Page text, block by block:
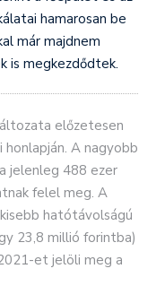
hamarosan be
már majdnem
is megkezdődtek.
előzetesen
A nagyobb
jelenleg 488 ezer
felel meg. A
hatótávolságú
23,8 millió forintba)
et jelöli meg a